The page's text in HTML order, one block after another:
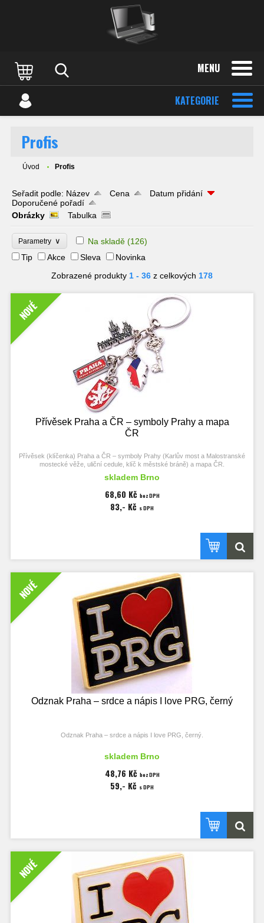
MENU
KATEGORIE
Profis
Úvod Profis
Seřadit podle: Název Cena
Datum přidání
Doporučené pořadí
Obrázky
Tabulka
Parametry ∨ Na skladě (126)
Tip
Akce Sleva
Novinka
Zobrazené produkty 1 - 36 z celkových 178
NOVÉ
Přívěsek Praha a ČR – symboly Prahy a mapa
ČR
Přívěsek (klíčenka) Praha a ČR – symboly Prahy (Karlův most a Malostranské
mostecké věže, uliční cedule, klíč k městské bráně) a mapa ČR.
Nápis Praha.
skladem Brno
68,60 Kč bez DPH
83,- Kč s DPH
NOVÉ
Odznak Praha – srdce a nápis I love PRG, černý
Odznak Praha – srdce a nápis I love PRG, černý.
skladem Brno
48,76 Kč bez DPH
59,- Kč s DPH
NOVÉ